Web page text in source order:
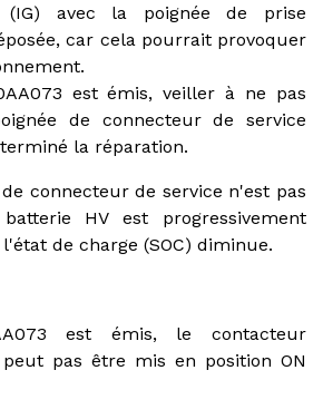
(IG) avec la poignée de prise
car cela pourrait provoquer
est émis, veiller à ne pas
de connecteur de service
la réparation.
connecteur de service n'est pas
HV est progressivement
de charge (SOC) diminue.
est émis, le contacteur
pas être mis en position ON